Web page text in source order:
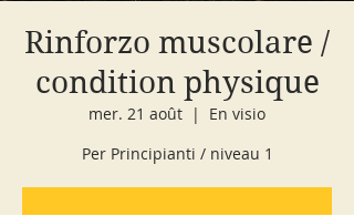
Rinforzo muscolare /
condition physique
mer. 21 août
  |
En visio
Per Principianti / niveau 1